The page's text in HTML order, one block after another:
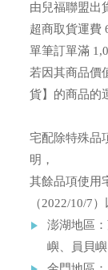
由兒福聯盟出
超商取貨運費
單筆訂單滿
若因其商品價
貨】的商品的
宅配除特殊品
明，
其餘品項使用
（2022/10/7
澎湖地區
嶼、員貝